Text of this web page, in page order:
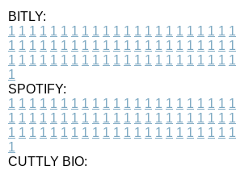
BITLY:
1 1 1 1 1 1 1 1 1 1 1 1 1 1 1 1 1 1 1 1 1 1
1 1 1 1 1 1 1 1 1 1 1 1 1 1 1 1 1 1 1 1 1 1
1 1 1 1 1 1 1 1 1 1 1 1 1 1 1 1 1 1 1 1 1 1
1
SPOTIFY:
1 1 1 1 1 1 1 1 1 1 1 1 1 1 1 1 1 1 1 1 1 1
1 1 1 1 1 1 1 1 1 1 1 1 1 1 1 1 1 1 1 1 1 1
1 1 1 1 1 1 1 1 1 1 1 1 1 1 1 1 1 1 1 1 1 1
1
CUTTLY BIO: